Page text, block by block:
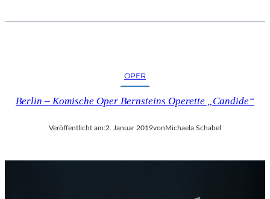
OPER
Berlin – Komische Oper Bernsteins Operette „Candide“
Veröffentlicht am:2. Januar 2019vonMichaela Schabel